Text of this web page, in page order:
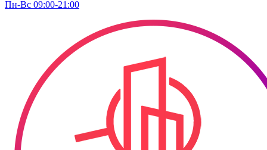
Пн-Вс 09:00-21:00